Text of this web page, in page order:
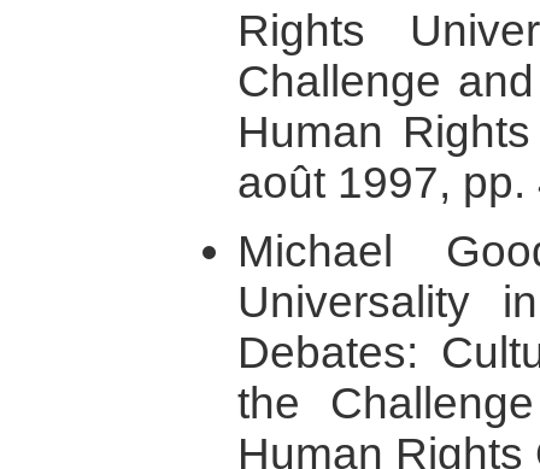
Rights
Challenge
Human
août 1997, pp.
Michael
Universality
Debates:
the
Human Rights